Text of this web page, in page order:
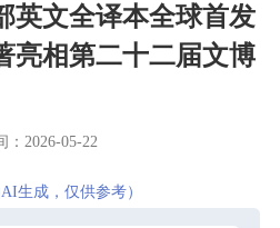
英文全译本全球首发
亮相第二十二届文博
：2026-05-22
生成，仅供参考）